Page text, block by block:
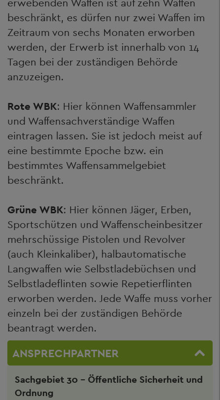
beschränkt, es dürfen nur zwei Waffen im
Zeitraum von sechs Monaten erworben
werden, der Erwerb ist innerhalb von 14
Tagen bei der zuständigen Behörde
anzuzeigen.
Rote WBK: Hier können Waffensammler
und Waffensachverständige Waffen
eintragen lassen. Sie ist jedoch meist auf
eine bestimmte Epoche bzw. ein
bestimmtes Waffensammelgebiet
beschränkt.
Grüne WBK: Hier können Jäger, Erben,
Sportschützen und Waffenscheinbesitzer
mehrschüssige Pistolen und Revolver
(auch Kleinkaliber), halbautomatische
Langwaffen wie Selbstladebüchsen und
Selbstladeflinten sowie Repetierflinten
erworben werden. Jede Waffe muss vorher
einzeln bei der zuständigen Behörde
beantragt werden.
ANSPRECHPARTNER
Sachgebiet 30 - Öffentliche Sicherheit und
Ordnung